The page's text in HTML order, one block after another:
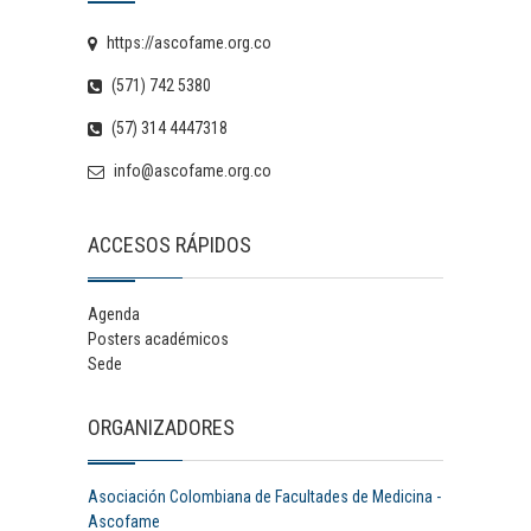
https://ascofame.org.co
(571) 742 5380
(57) 314 4447318
info@ascofame.org.co
ACCESOS RÁPIDOS
Agenda
Posters académicos
Sede
ORGANIZADORES
Asociación Colombiana de Facultades de Medicina -
Ascofame